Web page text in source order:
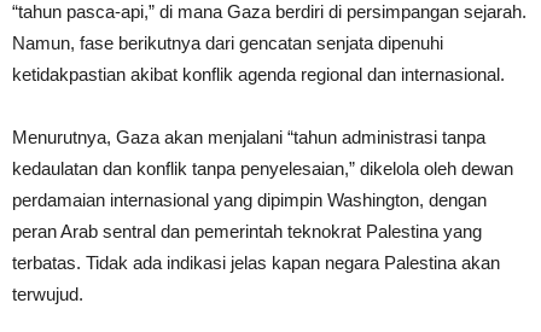
“tahun pasca-api,” di mana Gaza berdiri di persimpangan sejarah.
Namun, fase berikutnya dari gencatan senjata dipenuhi
ketidakpastian akibat konflik agenda regional dan internasional.
Menurutnya, Gaza akan menjalani “tahun administrasi tanpa
kedaulatan dan konflik tanpa penyelesaian,” dikelola oleh dewan
perdamaian internasional yang dipimpin Washington, dengan
peran Arab sentral dan pemerintah teknokrat Palestina yang
terbatas. Tidak ada indikasi jelas kapan negara Palestina akan
terwujud.